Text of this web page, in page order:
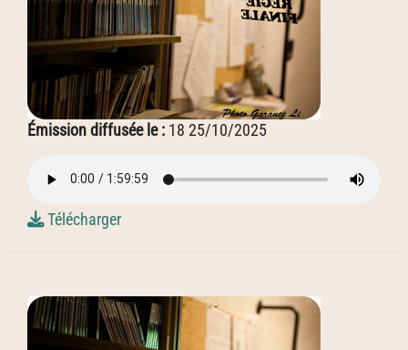
Émission diffusée le : 18 25/10/2025
Télécharger